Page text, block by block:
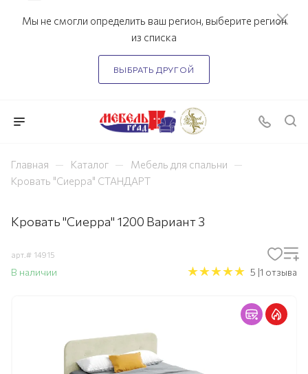
Мы не смогли определить ваш регион, выберите регион
из списка
ВЫБРАТЬ ДРУГОЙ
Главная — Каталог — Мебель для спальни —
Кровать "Сиерра" СТАНДАРТ
Кровать "Сиерра" 1200 Вариант 3
арт.# 14915
В наличии 5 |1 отзыва